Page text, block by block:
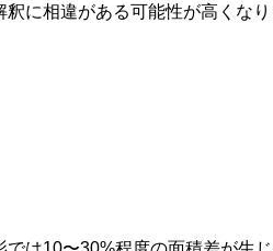
に相違がある可能性が高くなり